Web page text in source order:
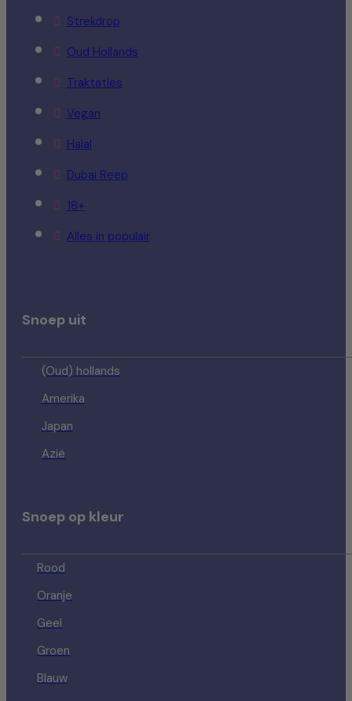
Strekdrop
Oud Hollands
Traktaties
Vegan
Halal
Dubai Reep
18+
Alles in populair
Snoep uit
(Oud) hollands
Amerika
Japan
Azië
Snoep op kleur
Rood
Oranje
Geel
Groen
Blauw